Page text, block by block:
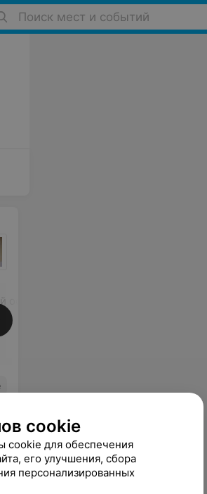
Поиск мест и событий
осмотр простаты
cookie
cookie для обеспечения
его улучшения, сбора
персонализированных